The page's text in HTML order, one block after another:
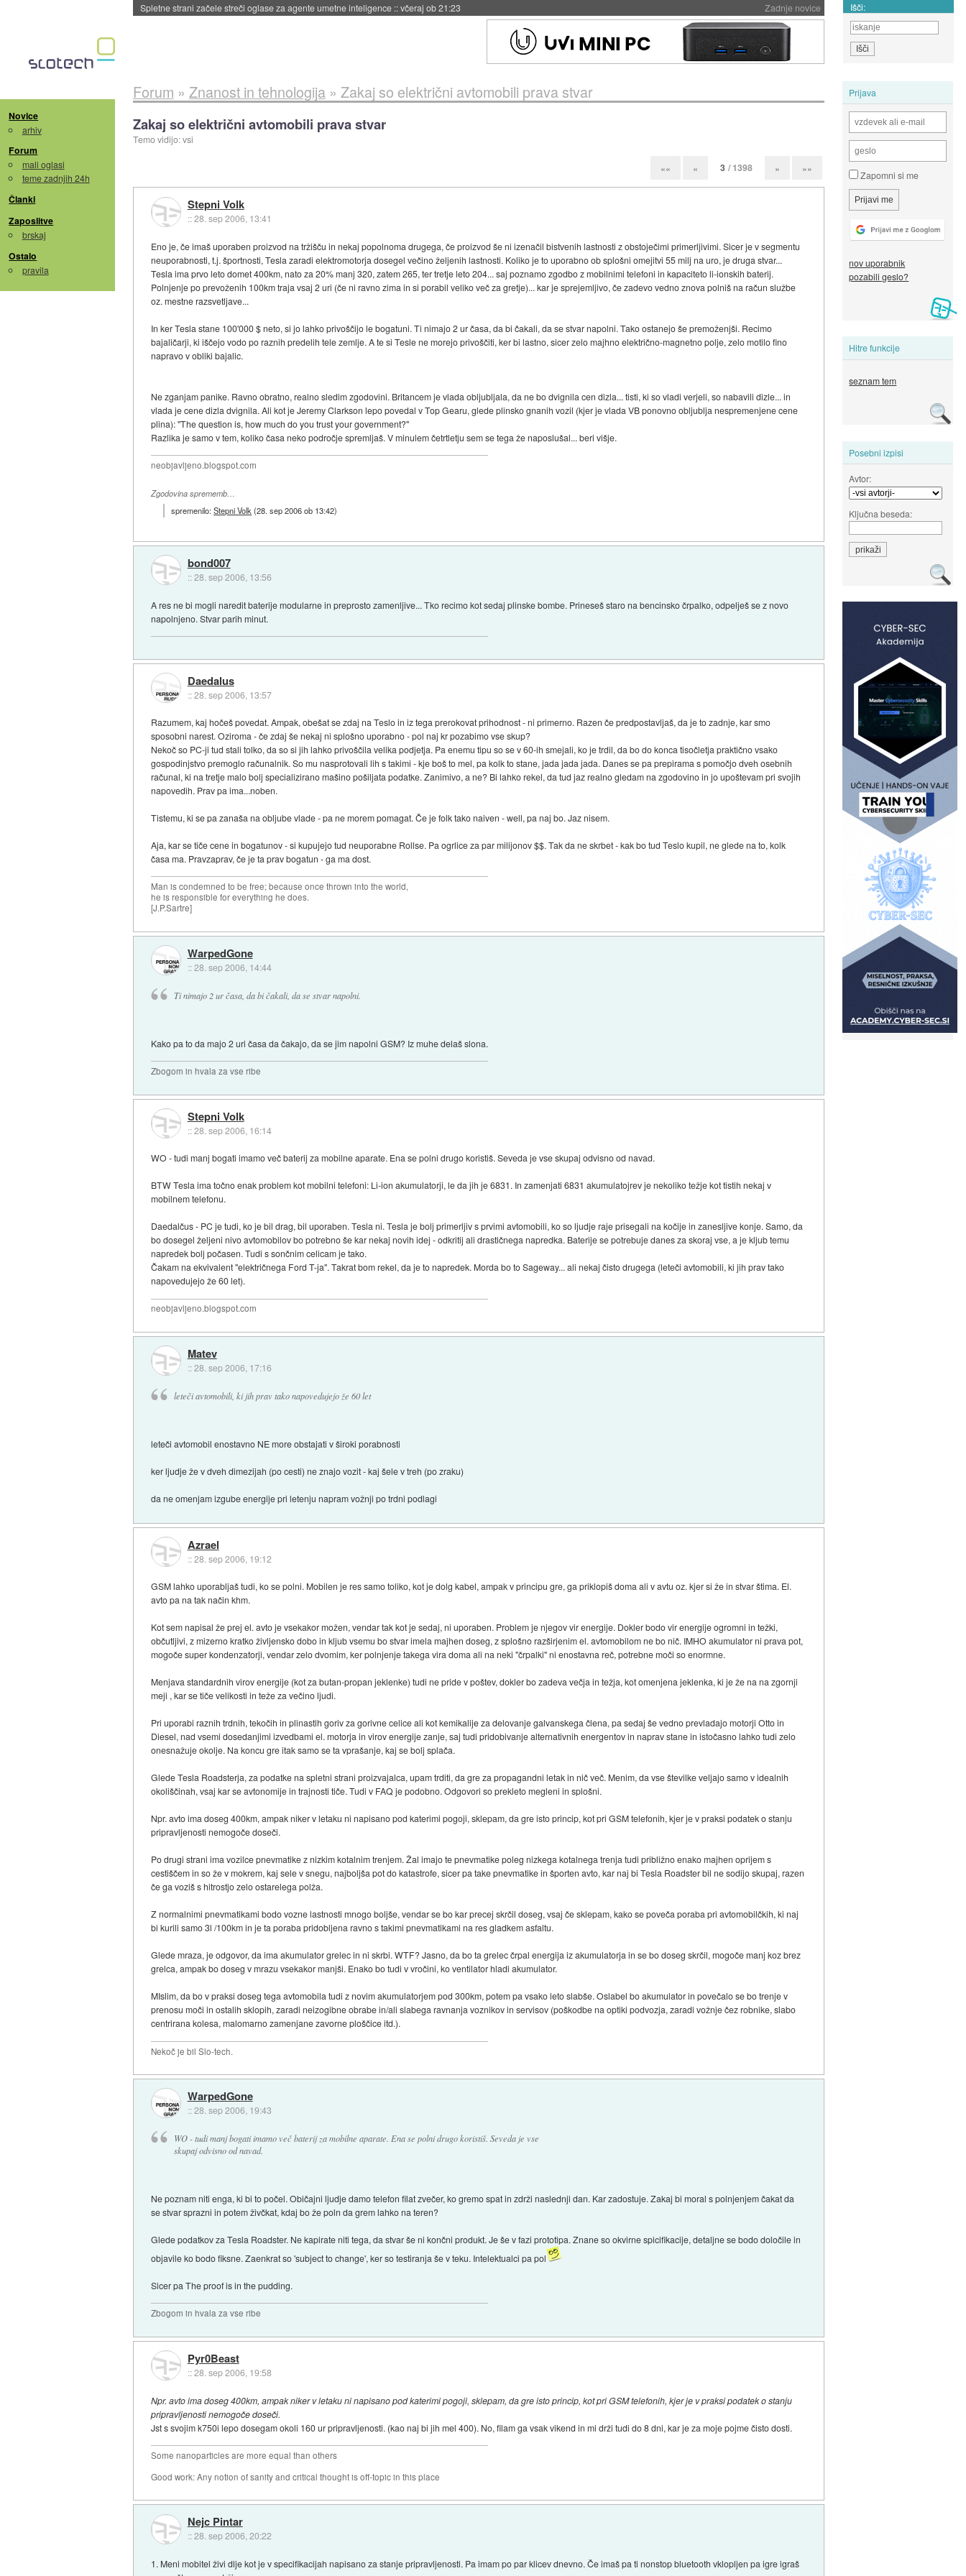
Zadnje novice
Spletne strani začele streči oglase za agente umetne inteligence ::včeraj ob 21:23 Išči:
Novice
arhiv
Forum
mali oglasi
teme zadnjih 24h
Članki
Zaposlitve
brskaj
Ostalo
pravila
Prijava
Zapomni si me
nov uporabnik
pozabili geslo?
Hitre funkcije
seznam tem
Posebni izpisi
Avtor:
Ključna beseda:
Forum » Znanost in tehnologija» Zakaj so električni avtomobili prava stvar
Zakaj so električni avtomobili prava stvar
Temo vidijo: vsi
«« « 3 / 1398 » »»
Stepni Volk
::28. sep 2006, 13:41
Eno je, če imaš uporaben proizvod na tržišču in nekaj popolnoma drugega, če proizvod še ni izenačil bistvenih lastnosti z obstoječimi primerljivimi. Sicer je v segmentu
neuporabnosti, t.j. športnosti, Tesla zaradi elektromotorja dosegel večino željenih lastnosti. Koliko je to uporabno ob splošni omejitvi 55 milj na uro, je druga stvar...
Tesla ima prvo leto domet 400km, nato za 20% manj 320, zatem 265, ter tretje leto 204... saj poznamo zgodbo z mobilnimi telefoni in kapaciteto li-ionskih baterij.
Polnjenje po prevoženih 100km traja vsaj 2 uri (če ni ravno zima in si porabil veliko več za gretje)... kar je sprejemljivo, če zadevo vedno znova polniš na račun službe
oz. mestne razsvetljave...
In ker Tesla stane 100'000 $ neto, si jo lahko privoščijo le bogatuni. Ti nimajo 2 ur časa, da bi čakali, da se stvar napolni. Tako ostanejo še premoženjši. Recimo
bajaličarji, ki iščejo vodo po raznih predelih tele zemlje. A te si Tesle ne morejo privoščiti, ker bi lastno, sicer zelo majhno električno-magnetno polje, zelo motilo fino
napravo v obliki bajalic.
Ne zganjam panike. Ravno obratno, realno sledim zgodovini. Britancem je vlada obljubljala, da ne bo dvignila cen dizla... tisti, ki so vladi verjeli, so nabavili dizle... in
vlada je cene dizla dvignila. Ali kot je Jeremy Clarkson lepo povedal v Top Gearu, glede plinsko gnanih vozil (kjer je vlada VB ponovno obljublja nespremenjene cene
plina): "The question is, how much do you trust your government?"
Razlika je samo v tem, koliko časa neko področje spremljaš. V minulem četrtletju sem se tega že naposlušal... beri višje.
neobjavljeno.blogspot.com
Zgodovina sprememb…
spremenilo:Stepni Volk (28. sep 2006 ob 13:42)
bond007
::28. sep 2006, 13:56
A res ne bi mogli naredit baterije modularne in preprosto zamenljive... Tko recimo kot sedaj plinske bombe. Prineseš staro na bencinsko črpalko, odpelješ se z novo
napolnjeno. Stvar parih minut.
Daedalus
::28. sep 2006, 13:57
Razumem, kaj hočeš povedat. Ampak, obešat se zdaj na Teslo in iz tega prerokovat prihodnost - ni primerno. Razen če predpostavljaš, da je to zadnje, kar smo
sposobni narest. Oziroma - če zdaj še nekaj ni splošno uporabno - pol naj kr pozabimo vse skup?
Nekoč so PC-ji tud stali tolko, da so si jih lahko privoščila velika podjetja. Pa enemu tipu so se v 60-ih smejali, ko je trdil, da bo do konca tisočletja praktično vsako
gospodinjstvo premoglo računalnik. So mu nasprotovali lih s takimi - kje boš to mel, pa kolk to stane, jada jada jada. Danes se pa prepirama s pomočjo dveh osebnih
računal, ki na tretje malo bolj specializirano mašino pošiljata podatke. Zanimivo, a ne? Bi lahko rekel, da tud jaz realno gledam na zgodovino in jo upoštevam pri svojih
napovedih. Prav pa ima...noben.
Tistemu, ki se pa zanaša na obljube vlade - pa ne morem pomagat. Če je folk tako naiven - well, pa naj bo. Jaz nisem.
Aja, kar se tiče cene in bogatunov - si kupujejo tud neuporabne Rollse. Pa ogrlice za par milijonov $$. Tak da ne skrbet - kak bo tud Teslo kupil, ne glede na to, kolk
časa ma. Pravzaprav, če je ta prav bogatun - ga ma dost.
Man is condemned to be free; because once thrown into the world,
he is responsible for everything he does.
[J.P.Sartre]
WarpedGone
::28. sep 2006, 14:44
Ti nimajo 2 ur časa, da bi čakali, da se stvar napolni.
Kako pa to da majo 2 uri časa da čakajo, da se jim napolni GSM? Iz muhe delaš slona.
Zbogom in hvala za vse ribe
Stepni Volk
::28. sep 2006, 16:14
WO - tudi manj bogati imamo več baterij za mobilne aparate. Ena se polni drugo koristiš. Seveda je vse skupaj odvisno od navad.
BTW Tesla ima točno enak problem kot mobilni telefoni: Li-ion akumulatorji, le da jih je 6831. In zamenjati 6831 akumulatojrev je nekoliko težje kot tistih nekaj v
mobilnem telefonu.
Daedalčus - PC je tudi, ko je bil drag, bil uporaben. Tesla ni. Tesla je bolj primerljiv s prvimi avtomobili, ko so ljudje raje prisegali na kočije in zanesljive konje. Samo, da
bo dosegel željeni nivo avtomobilov bo potrebno še kar nekaj novih idej - odkritij ali drastičnega napredka. Baterije se potrebuje danes za skoraj vse, a je kljub temu
napredek bolj počasen. Tudi s sončnim celicam je tako.
Čakam na ekvivalent "električnega Ford T-ja". Takrat bom rekel, da je to napredek. Morda bo to Sageway... ali nekaj čisto drugega (leteči avtomobili, ki jih prav tako
napovedujejo že 60 let).
neobjavljeno.blogspot.com
Matev
::28. sep 2006, 17:16
leteči avtomobili, ki jih prav tako napovedujejo že 60 let
leteči avtomobil enostavno NE more obstajati v široki porabnosti
ker ljudje že v dveh dimezijah (po cesti) ne znajo vozit - kaj šele v treh (po zraku)
da ne omenjam izgube energije pri letenju napram vožnji po trdni podlagi
Azrael
::28. sep 2006, 19:12
GSM lahko uporabljaš tudi, ko se polni. Mobilen je res samo toliko, kot je dolg kabel, ampak v principu gre, ga priklopiš doma ali v avtu oz. kjer si že in stvar štima. El.
avto pa na tak način khm.
Kot sem napisal že prej el. avto je vsekakor možen, vendar tak kot je sedaj, ni uporaben. Problem je njegov vir energije. Dokler bodo vir energije ogromni in težki,
občutljivi, z mizerno kratko življensko dobo in kljub vsemu bo stvar imela majhen doseg, z splošno razširjenim el. avtomobilom ne bo nič. IMHO akumulator ni prava pot,
mogoče super kondenzatorji, vendar zelo dvomim, ker polnjenje takega vira doma ali na neki "črpalki" ni enostavna reč, potrebne moči so enormne.
Menjava standardnih virov energije (kot za butan-propan jeklenke) tudi ne pride v poštev, dokler bo zadeva večja in težja, kot omenjena jeklenka, ki je že na na zgornji
meji , kar se tiče velikosti in teže za večino ljudi.
Pri uporabi raznih trdnih, tekočih in plinastih goriv za gorivne celice ali kot kemikalije za delovanje galvanskega člena, pa sedaj še vedno prevladajo motorji Otto in
Diesel, nad vsemi dosedanjimi izvedbami el. motorja in virov energije zanje, saj tudi pridobivanje alternativnih energentov in naprav stane in istočasno lahko tudi zelo
onesnažuje okolje. Na koncu gre itak samo se ta vprašanje, kaj se bolj splača.
Glede Tesla Roadsterja, za podatke na spletni strani proizvajalca, upam trditi, da gre za propagandni letak in nič več. Menim, da vse številke veljajo samo v idealnih
okoliščinah, vsaj kar se avtonomije in trajnosti tiče. Tudi v FAQ je podobno. Odgovori so prekleto megleni in splošni.
Npr. avto ima doseg 400km, ampak niker v letaku ni napisano pod katerimi pogoji, sklepam, da gre isto princip, kot pri GSM telefonih, kjer je v praksi podatek o stanju
pripravljenosti nemogoče doseči.
Po drugi strani ima vozilce pnevmatike z nizkim kotalnim trenjem. Žal imajo te pnevmatike poleg nizkega kotalnega trenja tudi približno enako majhen oprijem s
cestiščem in so že v mokrem, kaj sele v snegu, najboljša pot do katastrofe, sicer pa take pnevmatike in športen avto, kar naj bi Tesla Roadster bil ne sodijo skupaj, razen
če ga voziš s hitrostjo zelo ostarelega polža.
Z normalnimi pnevmatikami bodo vozne lastnosti mnogo boljše, vendar se bo kar precej skrčil doseg, vsaj če sklepam, kako se poveča poraba pri avtomobilčkih, ki naj
bi kurili samo 3l /100km in je ta poraba pridobljena ravno s takimi pnevmatikami na res gladkem asfaltu.
Glede mraza, je odgovor, da ima akumulator grelec in ni skrbi. WTF? Jasno, da bo ta grelec črpal energija iz akumulatorja in se bo doseg skrčil, mogoče manj koz brez
grelca, ampak bo doseg v mrazu vsekakor manjši. Enako bo tudi v vročini, ko ventilator hladi akumulator.
MIslim, da bo v praksi doseg tega avtomobila tudi z novim akumulatorjem pod 300km, potem pa vsako leto slabše. Oslabel bo akumulator in povečalo se bo trenje v
prenosu moči in ostalih sklopih, zaradi neizogibne obrabe in/ali slabega ravnanja voznikov in servisov (poškodbe na optiki podvozja, zaradi vožnje čez robnike, slabo
centrirana kolesa, malomarno zamenjane zavorne ploščice itd.).
Nekoč je bil Slo-tech.
WarpedGone
::28. sep 2006, 19:43
WO - tudi manj bogati imamo več baterij za mobilne aparate. Ena se polni drugo koristiš. Seveda je vse
skupaj odvisno od navad.
Ne poznam niti enga, ki bi to počel. Običajni ljudje damo telefon filat zvečer, ko gremo spat in zdrži naslednji dan. Kar zadostuje. Zakaj bi moral s polnjenjem čakat da
se stvar sprazni in potem živčkat, kdaj bo že poln da grem lahko na teren?
Glede podatkov za Tesla Roadster. Ne kapirate niti tega, da stvar še ni končni produkt. Je še v fazi prototipa. Znane so okvirne spicifikacije, detaljne se bodo določile in
objavile ko bodo fiksne. Zaenkrat so 'subject to change', ker so testiranja še v teku. Intelektualci pa pol
Sicer pa The proof is in the pudding.
Zbogom in hvala za vse ribe
Pyr0Beast
::28. sep 2006, 19:58
Npr. avto ima doseg 400km, ampak niker v letaku ni napisano pod katerimi pogoji, sklepam, da gre isto princip, kot pri GSM telefonih, kjer je v praksi podatek o stanju
pripravljenosti nemogoče doseči.
Jst s svojim k750i lepo dosegam okoli 160 ur pripravljenosti. (kao naj bi jih mel 400). No, filam ga vsak vikend in mi drži tudi do 8 dni, kar je za moje pojme čisto dosti.
Some nanoparticles are more equal than others
Good work: Any notion of sanity and critical thought is off-topic in this place
Nejc Pintar
::28. sep 2006, 20:22
1. Meni mobitel živi dlje kot je v specifikacijah napisano za stanje pripravljenosti. Pa imam po par klicev dnevno. Če imaš pa ti nonstop bluetooth vklopljen pa igre igraš